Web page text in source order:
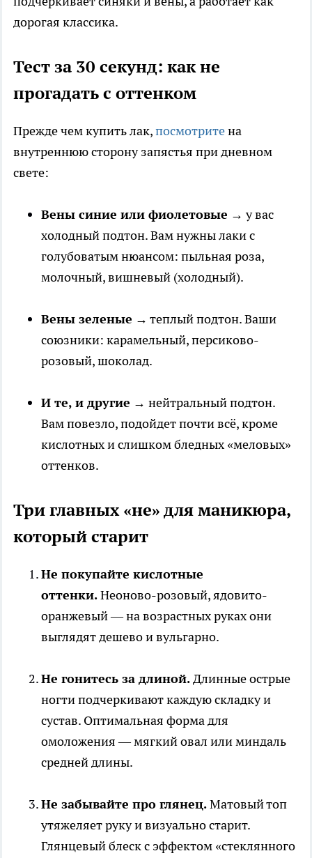
дорогая классика.
Тест за 30 секунд: как не
прогадать с оттенком
Прежде чем купить лак,посмотритена
внутреннюю сторону запястья при дневном
свете:
Вены синие или фиолетовые → у вас
холодный подтон. Вам нужны лаки с
голубоватым нюансом: пыльная роза,
молочный, вишневый (холодный).
Вены зеленые → теплый подтон. Ваши
союзники: карамельный, персиково-
розовый, шоколад.
И те, и другие → нейтральный подтон.
Вам повезло, подойдет почти всё, кроме
кислотных и слишком бледных «меловых»
оттенков.
Три главных «не» для маникюра,
который старит
Не покупайте кислотные
оттенки.Неоново-розовый, ядовито-
оранжевый — на возрастных руках они
выглядят дешево и вульгарно.
Не гонитесь за длиной.Длинные острые
ногти подчеркивают каждую складку и
сустав. Оптимальная форма для
омоложения — мягкий овал или миндаль
средней длины.
Не забывайте про глянец.Матовый топ
утяжеляет руку и визуально старит.
Глянцевый блеск с эффектом «стеклянного